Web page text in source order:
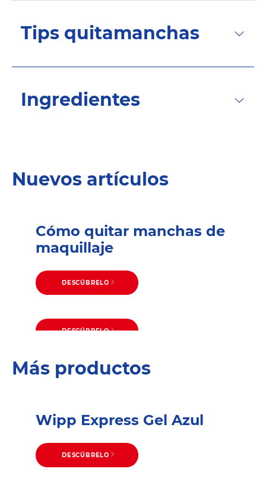
Tips quitamanchas
Ingredientes
Nuevos artículos
Cómo quitar manchas de
maquillaje
DESCÚBRELO
sudor de las camisas
DESCÚBRELO
café
Más productos
Wipp Express Gel Azul
DESCÚBRELO